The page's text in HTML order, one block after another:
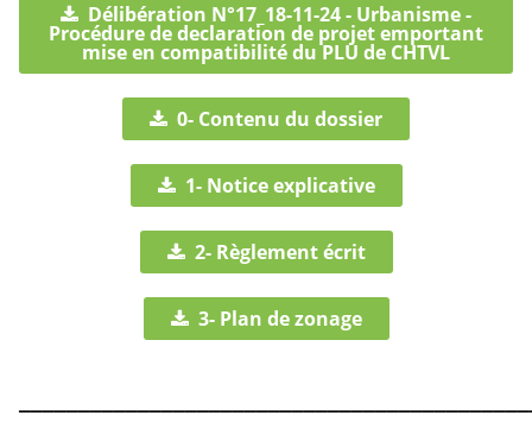
Délibération N°17_18-11-24 - Urbanisme -
Procédure de declaration de projet emportant
mise en compatibilité du PLU de CHTVL
0- Contenu du dossier
1- Notice explicative
2- Règlement écrit
3- Plan de zonage